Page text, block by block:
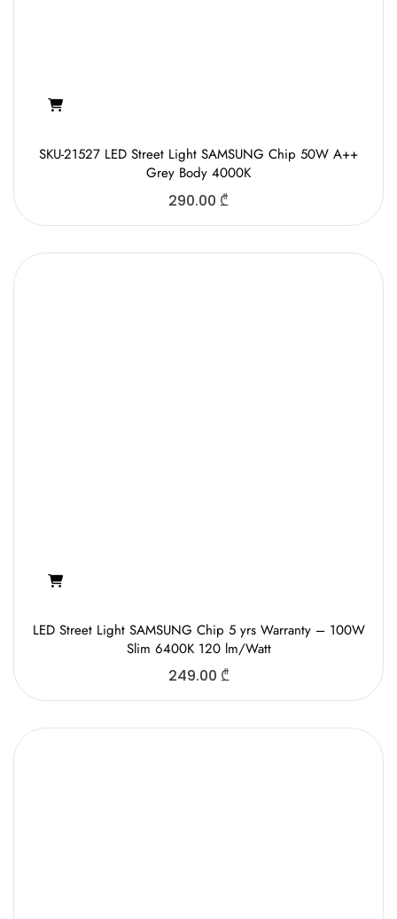
SKU-21527 LED Street Light SAMSUNG Chip 50W A++
Grey Body 4000K
290.00 ₾
LED Street Light SAMSUNG Chip 5 yrs Warranty – 100W
Slim 6400K 120 lm/Watt
249.00 ₾